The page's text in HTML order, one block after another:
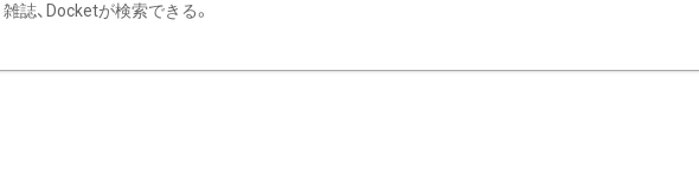
雑誌、Docketが検索できる。